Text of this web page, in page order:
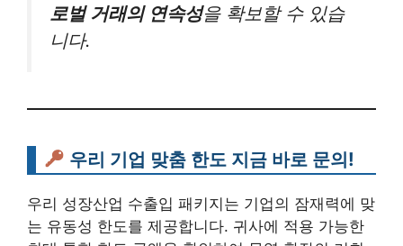
로벌 거래의 연속성을 확보할 수 있습
니다.
우리 기업 맞춤 한도 지금 바로 문의!
우리 성장산업 수출입 패키지는 기업의 잠재력에 맞
는 유동성 한도를 제공합니다. 귀사에 적용 가능한